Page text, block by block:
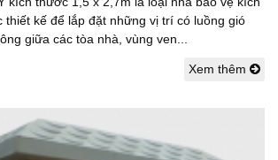
kế để lắp đặt những vị trí có luồng gió
giữa các tòa nhà, vùng ven...
Xem thêm